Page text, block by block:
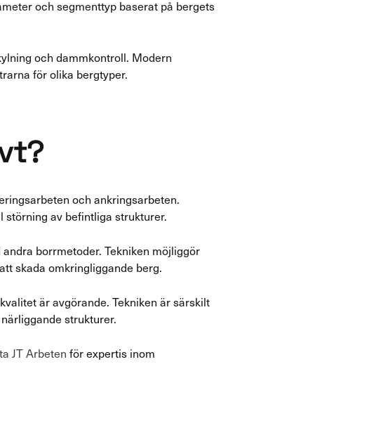
och segmenttyp baserat på bergets
och dammkontroll. Modern
för olika bergtyper.
och ankringsarbeten.
av befintliga strukturer.
borrmetoder. Tekniken möjliggör
skada omkringliggande berg.
är avgörande. Tekniken är särskilt
strukturer.
JT Arbeten för expertis inom